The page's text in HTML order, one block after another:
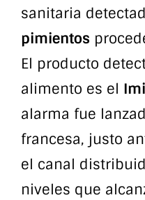
sanitaria
pimientos
El producto
alimento es el
alarma fue
francesa, justo
el canal
niveles que